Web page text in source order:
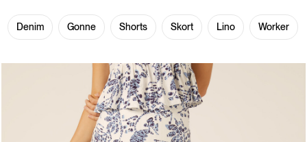
Denim Gonne Shorts Skort Lino Worker